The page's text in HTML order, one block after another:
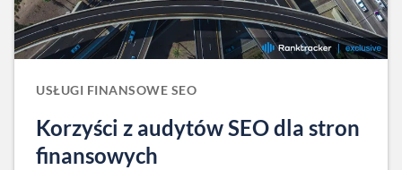
USŁUGI FINANSOWE SEO
Korzyści z audytów SEO dla stron
finansowych